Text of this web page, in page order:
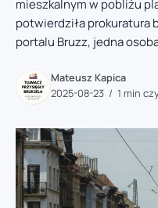
mieszkalnym w pobliżu
potwierdziła prokuratura
portalu Bruzz, jedna
Mateusz Kapica
2025-08-23
1 min